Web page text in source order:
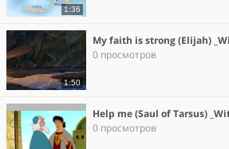
1:36
1:50
My faith is strong (Elijah)
0 просмотров
Help me (Saul of Tarsus)
0 просмотров